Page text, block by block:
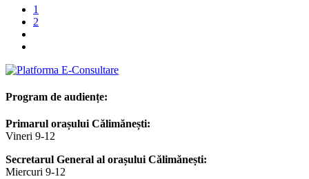
1
2
Program de audiențe:
Primarul orașului Călimănești:
Vineri 9-12
Secretarul General al orașului Călimănești:
Miercuri 9-12